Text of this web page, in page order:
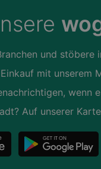
und stöbere
mit unserem
wenn
Auf unserer